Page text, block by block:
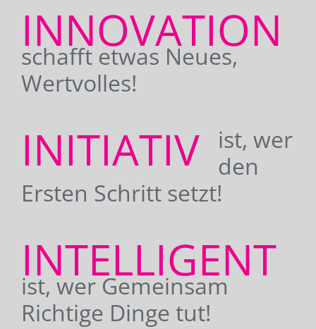
INNOVATION
schafft etwas Neues,
Wertvolles!
INITIATIV
ist, wer
den
Ersten Schritt setzt!
INTELLIGENT
ist, wer Gemeinsam
Richtige Dinge tut!